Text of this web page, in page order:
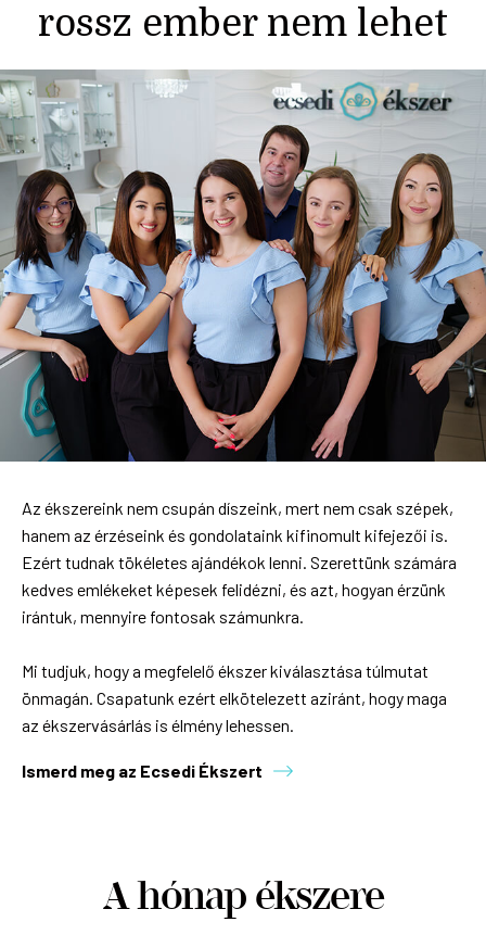
rossz ember nem lehet
Az ékszereink nem csupán díszeink, mert nem csak szépek,
hanem az érzéseink és gondolataink kifinomult kifejezői is.
Ezért tudnak tökéletes ajándékok lenni. Szerettünk számára
kedves emlékeket képesek felidézni, és azt, hogyan érzünk
irántuk, mennyire fontosak számunkra.
Mi tudjuk, hogy a megfelelő ékszer kiválasztása túlmutat
önmagán. Csapatunk ezért elkötelezett aziránt, hogy maga
az ékszervásárlás is élmény lehessen.
Ismerd meg az Ecsedi Ékszert
A hónap ékszere